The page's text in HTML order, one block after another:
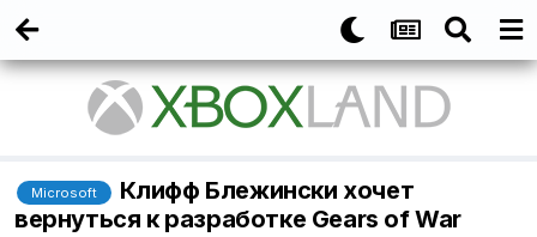
Microsoft
Клифф Блежински хочет
вернуться к разработке Gears of War